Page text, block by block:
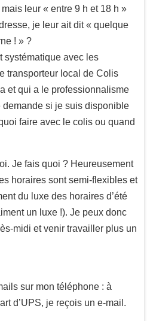
leur « entre 9 h et 18 h »
je leur ait dit « quelque
! » ?
systématique avec les
transporteur local de Colis
et qui a le professionnalisme
demande si je suis disponible
faire avec le colis ou quand
Je fais quoi ? Heureusement
horaires sont semi-flexibles et
du luxe des horaires d’été
un luxe !). Je peux donc
midi et venir travailler plus un
sur mon téléphone : à
d’UPS, je reçois un e-mail.